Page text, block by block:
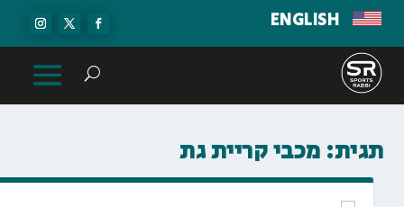
ENGLISH
תגית: מכבי קריית גת